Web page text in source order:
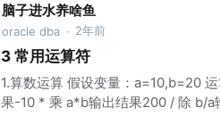
脑子进水养啥鱼
oracle dba · 2年前
3 常用运算符
1.算数运算 假设变量：a=10,b=20
果-10 * 乘 a*b输出结果200 / 除 b/a